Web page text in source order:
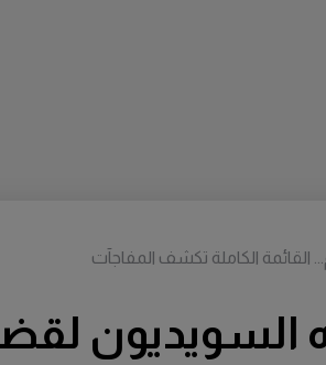
السويديون
القائمة الكاملة تكشف المفاجآت